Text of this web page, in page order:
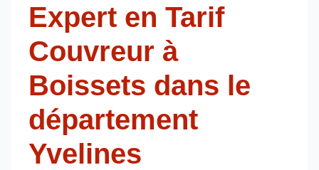
Expert en Tarif
Couvreur à
Boissets dans le
département
Yvelines